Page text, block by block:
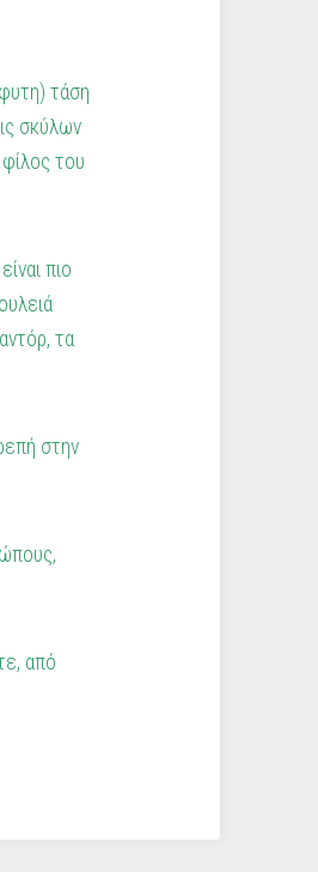
τάση
σκύλων
του
πιο
τα
στην
από